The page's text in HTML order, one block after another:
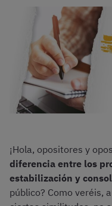
¡Hola, opositores y
diferencia entre los
estabilización y
público? Como veréis,